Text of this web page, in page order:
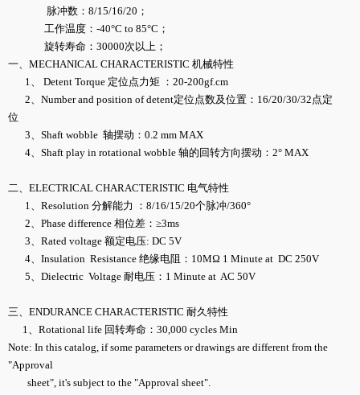
脉冲数：8/15/16/20；
工作温度：-40°C to 85°C；
旋转寿命：30000次以上；
一、MECHANICAL CHARACTERISTIC 机械特性
1、 Detent Torque 定位点力矩 ：20-200gf.cm
2、Number and position of detent定位点数及位置：16/20/30/32点定
位
3、Shaft wobble 轴摆动：0.2 mm MAX
4、Shaft play in rotational wobble 轴的回转方向摆动：2° MAX
二、ELECTRICAL CHARACTERISTIC 电气特性
1、Resolution 分解能力 ：8/16/15/20个脉冲/360°
2、Phase difference 相位差：≥3ms
3、Rated voltage 额定电压: DC 5V
4、Insulation Resistance 绝缘电阻：10MΩ 1 Minute at DC 250V
5、Dielectric Voltage 耐电压：1 Minute at AC 50V
三、ENDURANCE CHARACTERISTIC 耐久特性
1、Rotational life 回转寿命：30,000 cycles Min
Note: In this catalog, if some parameters or drawings are different from the
"Approval
sheet", it's subject to the "Approval sheet".